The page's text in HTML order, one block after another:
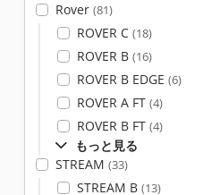
Rover (81)
ROVER C (18)
ROVER B (16)
ROVER B EDGE (6)
ROVER A FT (4)
ROVER B FT (4)
もっと見る
STREAM (33)
STREAM B (13)